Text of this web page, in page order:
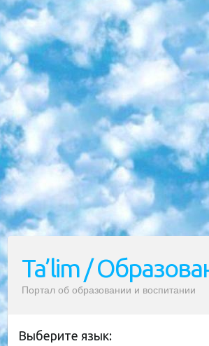
Ta’lim /
Портал об образовании и воспитании
Выберите язык: